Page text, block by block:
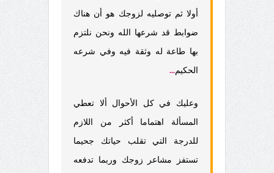
أولا ثم توصليه لزوجك هو أن هناك
ضوابط قد شرعها الله ونحن نلتزم
بها طاعة له وثقة فيه وفي شرعه
الحكيم...
وعليك في كل الأحوال ألا تعطي
المسألة اهتماما أكثر من اللازم
للدرجة التي تقلب حياتك جحيما
تستفز مشاعر زوجك وربما تدفعه